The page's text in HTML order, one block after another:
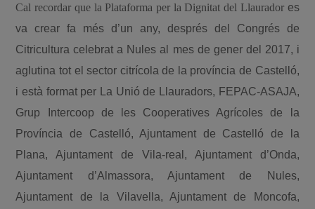
Cal recordar que la Plataforma per la Dignitat del Llauradores
va crear fa més d’un any, després del Congrés de
Citricultura celebrat a Nules al mes de gener del 2017, i
aglutina tot el sector citrícola de la província de Castelló,
i està format per La Unió de Llauradors, FEPAC-ASAJA,
Grup Intercoop de les Cooperatives Agrícoles de la
Província de Castelló, Ajuntament de Castelló de la
Plana, Ajuntament de Vila-real, Ajuntament d’Onda,
Ajuntament d’Almassora, Ajuntament de Nules,
Ajuntament de la Vilavella, Ajuntament de Moncofa,